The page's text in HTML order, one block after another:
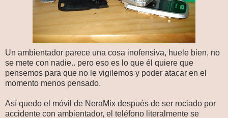
Un ambientador parece una cosa inofensiva, huele bien, no
se mete con nadie.. pero eso es lo que él quiere que
pensemos para que no le vigilemos y poder atacar en el
momento menos pensado.
Así quedo el móvil de NeraMix después de ser rociado por
accidente con ambientador, el teléfono literalmente se